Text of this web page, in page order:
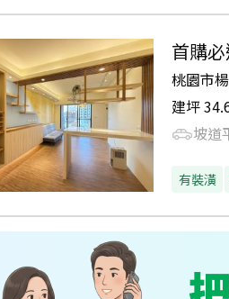
首購
桃園市
建坪
坡道
有裝潢